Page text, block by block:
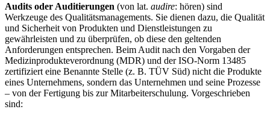
Audits oder Auditierungen (von lat. audire: hören) sind
Werkzeuge des Qualitätsmanagements. Sie dienen dazu, die Qualität
und Sicherheit von Produkten und Dienstleistungen zu
gewährleisten und zu überprüfen, ob diese den geltenden
Anforderungen entsprechen. Beim Audit nach den Vorgaben der
Medizinprodukteverordnung (MDR) und der ISO-Norm 13485
zertifiziert eine Benannte Stelle (z. B. TÜV Süd) nicht die Produkte
eines Unternehmens, sondern das Unternehmen und seine Prozesse
– von der Fertigung bis zur Mitarbeiterschulung. Vorgeschrieben
sind: